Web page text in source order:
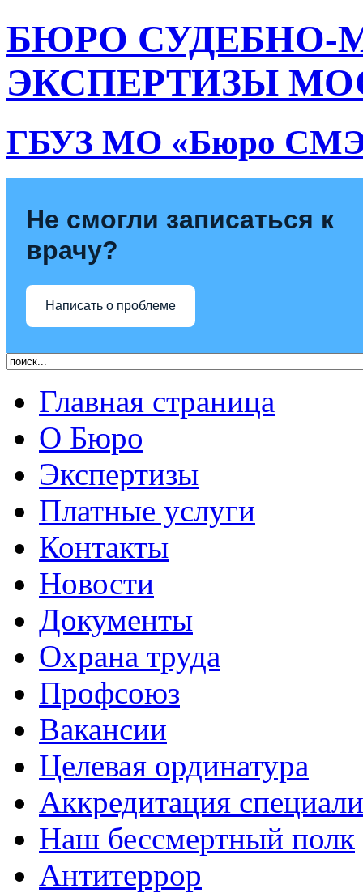
БЮРО
ЭКСПЕРТИЗЫ
ГБУЗ МО «Бюро
Не смогли записаться к
врачу?
Написать о проблеме
Главная страница
О Бюро
Экспертизы
Платные услуги
Контакты
Новости
Документы
Охрана труда
Профсоюз
Вакансии
Целевая ординатура
Аккредитация
Наш бессмертный полк
Антитеррор